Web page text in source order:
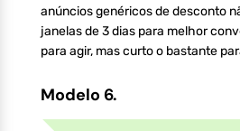
anúncios genéricos de desconto
janelas de 3 dias para melhor
para agir, mas curto o bastante
Modelo 6.